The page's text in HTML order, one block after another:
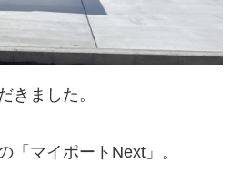
きました。
「マイポートNext」。